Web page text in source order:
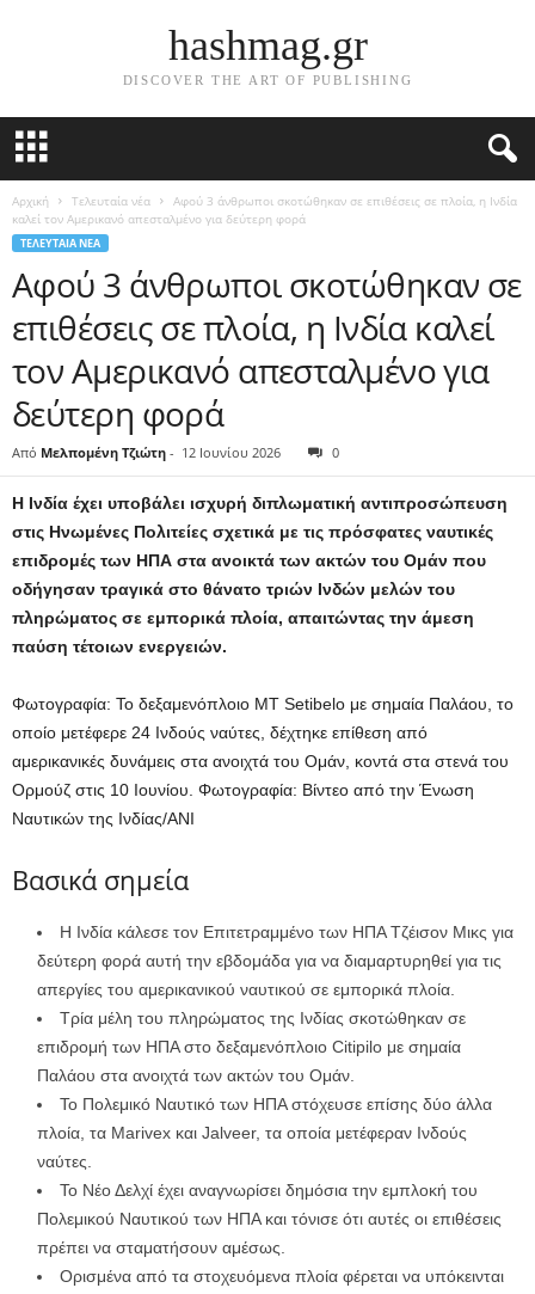
hashmag.gr
DISCOVER THE ART OF PUBLISHING
Αρχική Τελευταία νέα
Αφού 3 άνθρωποι σκοτώθηκαν σε επιθέσεις σε πλοία, η Ινδία
καλεί τον Αμερικανό απεσταλμένο για δεύτερη φορά
ΤΕΛΕΥΤΑΊΑ ΝΈΑ
Αφού 3 άνθρωποι σκοτώθηκαν σε
επιθέσεις σε πλοία, η Ινδία καλεί
τον Αμερικανό απεσταλμένο για
δεύτερη φορά
Από Μελπομένη Τζιώτη - 12 Ιουνίου 2026 0
Η Ινδία έχει υποβάλει ισχυρή διπλωματική αντιπροσώπευση
στις Ηνωμένες Πολιτείες σχετικά με τις πρόσφατες ναυτικές
επιδρομές των ΗΠΑ στα ανοικτά των ακτών του Ομάν που
οδήγησαν τραγικά στο θάνατο τριών Ινδών μελών του
πληρώματος σε εμπορικά πλοία, απαιτώντας την άμεση
παύση τέτοιων ενεργειών.
Φωτογραφία: Το δεξαμενόπλοιο MT Setibelo με σημαία Παλάου, το
οποίο μετέφερε 24 Ινδούς ναύτες, δέχτηκε επίθεση από
αμερικανικές δυνάμεις στα ανοιχτά του Ομάν, κοντά στα στενά του
Ορμούζ στις 10 Ιουνίου. Φωτογραφία: Βίντεο από την Ένωση
Ναυτικών της Ινδίας/ANI
Βασικά σημεία
Η Ινδία κάλεσε τον Επιτετραμμένο των ΗΠΑ Τζέισον Μικς για
δεύτερη φορά αυτή την εβδομάδα για να διαμαρτυρηθεί για τις
απεργίες του αμερικανικού ναυτικού σε εμπορικά πλοία.
Τρία μέλη του πληρώματος της Ινδίας σκοτώθηκαν σε
επιδρομή των ΗΠΑ στο δεξαμενόπλοιο Citipilo με σημαία
Παλάου στα ανοιχτά των ακτών του Ομάν.
Το Πολεμικό Ναυτικό των ΗΠΑ στόχευσε επίσης δύο άλλα
πλοία, τα Marivex και Jalveer, τα οποία μετέφεραν Ινδούς
ναύτες.
Το Νέο Δελχί έχει αναγνωρίσει δημόσια την εμπλοκή του
Πολεμικού Ναυτικού των ΗΠΑ και τόνισε ότι αυτές οι επιθέσεις
πρέπει να σταματήσουν αμέσως.
Ορισμένα από τα στοχευόμενα πλοία φέρεται να υπόκεινται